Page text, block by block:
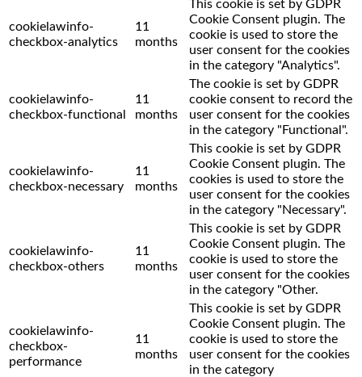
cookielawinfo-
checkbox-analytics
11
months
This cookie is set by GDPR
Cookie Consent plugin. The
cookie is used to store the
user consent for the cookies
in the category "Analytics".
cookielawinfo-
checkbox-functional
11
months
The cookie is set by GDPR
cookie consent to record the
user consent for the cookies
in the category "Functional".
cookielawinfo-
checkbox-necessary
11
months
This cookie is set by GDPR
Cookie Consent plugin. The
cookies is used to store the
user consent for the cookies
in the category "Necessary".
cookielawinfo-
checkbox-others
11
months
This cookie is set by GDPR
Cookie Consent plugin. The
cookie is used to store the
user consent for the cookies
in the category "Other.
cookielawinfo-
checkbox-
performance
11
months
This cookie is set by GDPR
Cookie Consent plugin. The
cookie is used to store the
user consent for the cookies
in the category